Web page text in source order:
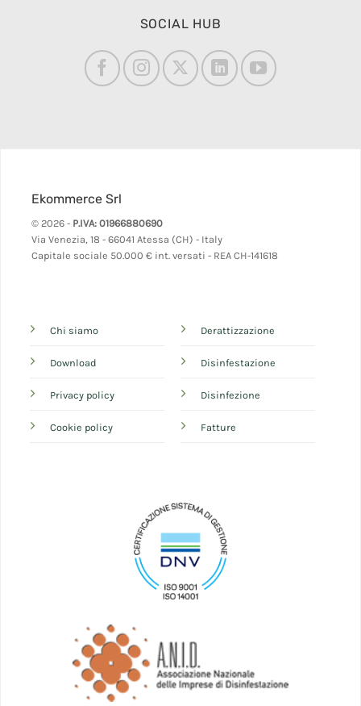
SOCIAL HUB
Ekommerce Srl
© 2026 - P.IVA: 01966880690
Via Venezia, 18 - 66041 Atessa (CH) - Italy
Capitale sociale 50.000 € int. versati - REA CH-141618
Chi siamo
Download
Privacy policy
Cookie policy
Derattizzazione
Disinfestazione
Disinfezione
Fatture